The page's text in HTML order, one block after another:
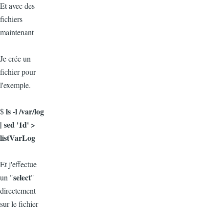
Et avec des
fichiers
maintenant
Je crée un
fichier pour
l'exemple.
$ls -l /var/log
| sed '1d' >
listVarLog
Et j'effectue
un "select"
directement
sur le fichier